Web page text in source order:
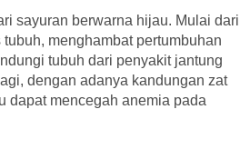
sayuran berwarna hijau. Mulai dari
menghambat pertumbuhan
tubuh dari penyakit jantung
dengan adanya kandungan zat
dapat mencegah anemia pada